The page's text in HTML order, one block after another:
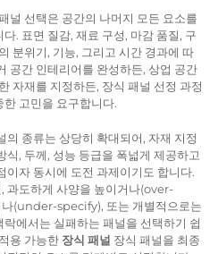
널 선택은 공간의 나머지 모든 요소를
. 표면 질감, 재료 구성, 마감 품질, 구
분위기, 기능, 그리고 시간 경과에 따
공간 인테리어를 완성하든, 상업 공간
자재를 지정하든, 장식 패널 선정 과정
고민을 요구합니다.
의 종류는 상당히 확대되어, 자재 지정
식, 두께, 성능 등급을 폭넓게 제공하고
이자 동시에 도전 과제이기도 합니다.
과도하게 사양을 높이거나(over-
(under-specify), 또는 개별적으로는
에서는 실패하는 패널을 선택하기 쉽
용 가능한 장식 패널 장식 패널을 최종